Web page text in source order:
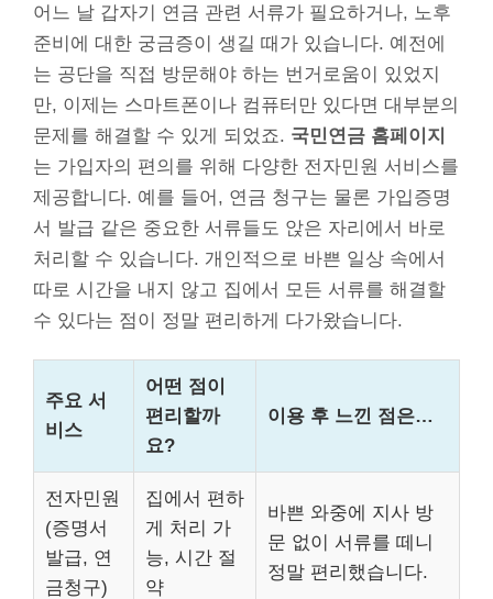
어느 날 갑자기 연금 관련 서류가 필요하거나, 노후
준비에 대한 궁금증이 생길 때가 있습니다. 예전에
는 공단을 직접 방문해야 하는 번거로움이 있었지
만, 이제는 스마트폰이나 컴퓨터만 있다면 대부분의
문제를 해결할 수 있게 되었죠. 국민연금 홈페이지
는 가입자의 편의를 위해 다양한 전자민원 서비스를
제공합니다. 예를 들어, 연금 청구는 물론 가입증명
서 발급 같은 중요한 서류들도 앉은 자리에서 바로
처리할 수 있습니다. 개인적으로 바쁜 일상 속에서
따로 시간을 내지 않고 집에서 모든 서류를 해결할
수 있다는 점이 정말 편리하게 다가왔습니다.
주요 서
비스
어떤 점이
편리할까
요?
이용 후 느낀 점은…
전자민원
(증명서
발급, 연
금청구)
집에서 편하
게 처리 가
능, 시간 절
약
바쁜 와중에 지사 방
문 없이 서류를 떼니
정말 편리했습니다.